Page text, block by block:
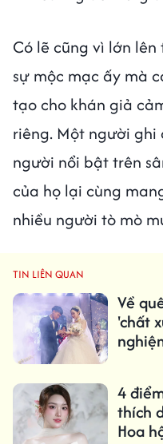
Có lẽ cũng vì lớn
sự mộc mạc ấy mà
tạo cho khán giả
riêng. Một người
người nổi bật trên
của họ lại cùng
nhiều người tò mò
TIN LIÊN QUAN
Về
'chất
4
thích
Hoa